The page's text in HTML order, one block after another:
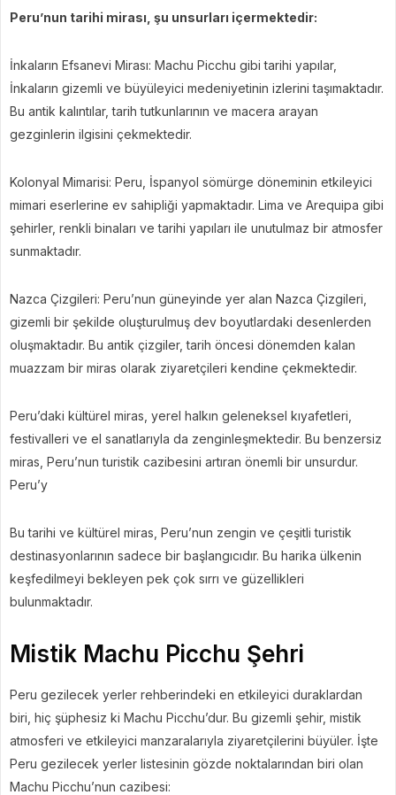
Peru’nun tarihi mirası, şu unsurları içermektedir:
İnkaların Efsanevi Mirası: Machu Picchu gibi tarihi yapılar,
İnkaların gizemli ve büyüleyici medeniyetinin izlerini taşımaktadır.
Bu antik kalıntılar, tarih tutkunlarının ve macera arayan
gezginlerin ilgisini çekmektedir.
Kolonyal Mimarisi: Peru, İspanyol sömürge döneminin etkileyici
mimari eserlerine ev sahipliği yapmaktadır. Lima ve Arequipa gibi
şehirler, renkli binaları ve tarihi yapıları ile unutulmaz bir atmosfer
sunmaktadır.
Nazca Çizgileri: Peru’nun güneyinde yer alan Nazca Çizgileri,
gizemli bir şekilde oluşturulmuş dev boyutlardaki desenlerden
oluşmaktadır. Bu antik çizgiler, tarih öncesi dönemden kalan
muazzam bir miras olarak ziyaretçileri kendine çekmektedir.
Peru’daki kültürel miras, yerel halkın geleneksel kıyafetleri,
festivalleri ve el sanatlarıyla da zenginleşmektedir. Bu benzersiz
miras, Peru’nun turistik cazibesini artıran önemli bir unsurdur.
Peru’y
Bu tarihi ve kültürel miras, Peru’nun zengin ve çeşitli turistik
destinasyonlarının sadece bir başlangıcıdır. Bu harika ülkenin
keşfedilmeyi bekleyen pek çok sırrı ve güzellikleri
bulunmaktadır.
Mistik Machu Picchu Şehri
Peru gezilecek yerler rehberindeki en etkileyici duraklardan
biri, hiç şüphesiz ki Machu Picchu’dur. Bu gizemli şehir, mistik
atmosferi ve etkileyici manzaralarıyla ziyaretçilerini büyüler. İşte
Peru gezilecek yerler listesinin gözde noktalarından biri olan
Machu Picchu’nun cazibesi: